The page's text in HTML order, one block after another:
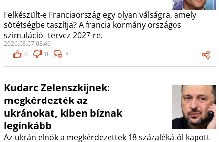
Felkészült-e Franciaország egy olyan válságra, amely
sötétségbe taszítja? A francia kormány országos
szimulációt tervez 2027-re.
2026.08.07 08:46
0
0 8
Kudarc Zelenszkijnek:
megkérdezték az
ukránokat, kiben bíznak
leginkább
Az ukrán elnök a megkérdezettek 18 százalékától kapott